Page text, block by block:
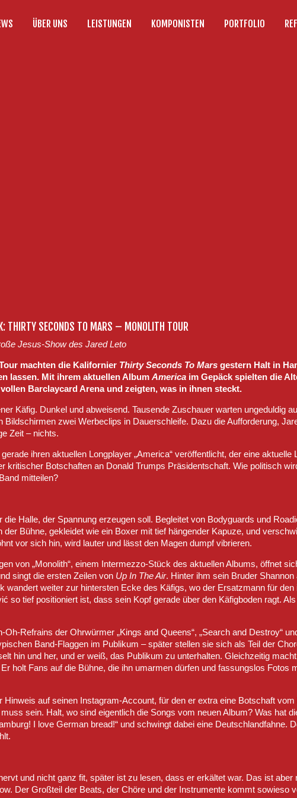
ÜBER UNS LEISTUNGEN KOMPONISTEN PORTFOLIO
THIRTY SECONDS TO MARS – MONOLITH TOUR
Jesus-Show des Jared Leto
machten die Kalifornier Thirty Seconds To Mars gestern Halt in
lassen. Mit ihrem aktuellen Album America im Gepäck spielten die
Barclaycard Arena und zeigten, was in ihnen steckt.
Käfig. Dunkel und abweisend. Tausende Zuschauer warten ungeduldig
Bildschirmen zwei Werbeclips in Dauerschleife. Dazu die Aufforderung,
Zeit – nichts.
gerade ihren aktuellen Longplayer „America“ veröffentlicht, der eine aktuelle
kritischer Botschaften an Donald Trumps Präsidentschaft. Wie politisch
mitteilen?
die Halle, der Spannung erzeugen soll. Begleitet von Bodyguards und
Bühne, gekleidet wie ein Boxer mit tief hängender Kapuze, und
vor sich hin, wird lauter und lässt den Magen dumpf vibrieren.
von „Monolith“, einem Intermezzo-Stück des aktuellen Albums, öffnet
singt die ersten Zeilen von Up In The Air. Hinter ihm sein Bruder
wandert weiter zur hintersten Ecke des Käfigs, wo der Ersatzmann für
so tief positioniert ist, dass sein Kopf gerade über den Käfigboden ragt.
Refrains der Ohrwürmer „Kings and Queens“, „Search and Destroy“
Band-Flaggen im Publikum – später stellen sie sich als Teil der
hin und her, und er weiß, das Publikum zu unterhalten. Gleichzeitig
holt Fans auf die Bühne, die ihn umarmen dürfen und fassungslos Fotos
auf seinen Instagram-Account, für den er extra eine Botschaft
sein. Halt, wo sind eigentlich die Songs vom neuen Album? Was hat
I love German bread!“ und schwingt dabei eine Deutschlandfahne.
und nicht ganz fit, später ist zu lesen, dass er erkältet war. Das ist
Der Großteil der Beats, der Chöre und der Instrumente kommt sowieso